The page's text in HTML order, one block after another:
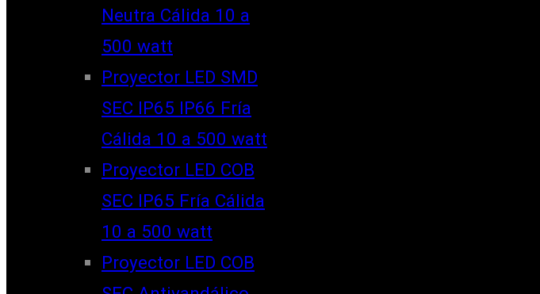
Neutra Cálida 10 a
500 watt
Proyector LED SMD
SEC IP65 IP66 Fría
Cálida 10 a 500 watt
Proyector LED COB
SEC IP65 Fría Cálida
10 a 500 watt
Proyector LED COB